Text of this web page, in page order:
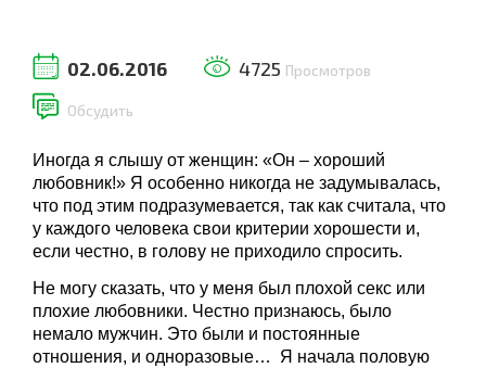
02.06.2016 4725 Просмотров
Обсудить
Иногда я слышу от женщин: «Он – хороший
любовник!» Я особенно никогда не задумывалась,
что под этим подразумевается, так как считала, что
у каждого человека свои критерии хорошести и,
если честно, в голову не приходило спросить.
Не могу сказать, что у меня был плохой секс или
плохие любовники. Честно признаюсь, было
немало мужчин. Это были и постоянные
отношения, и одноразовые… Я начала половую